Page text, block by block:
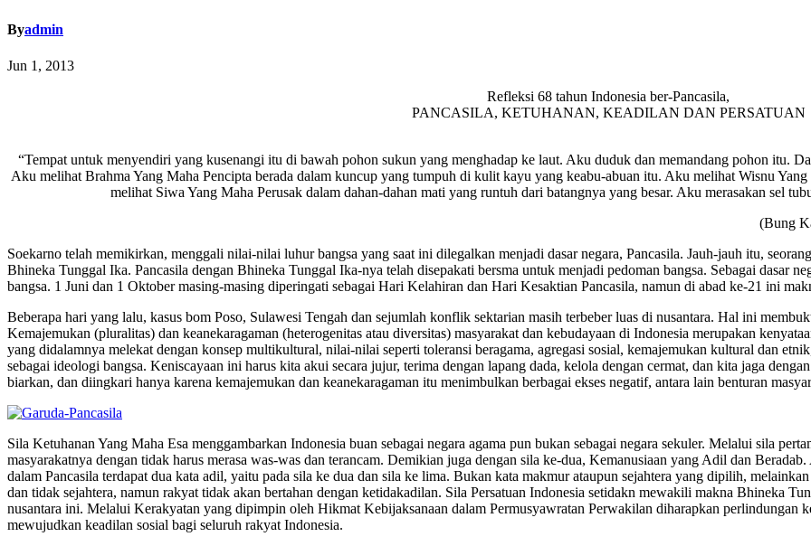
Byadmin
Jun 1, 2013
Refleksi 68 tahun Indonesia ber-Pancasila,
PANCASILA, KETUHANAN, KEADILAN DAN PERSATUAN
“Tempat untuk menyendiri yang kusenangi itu di bawah pohon sukun yang menghadap ke laut. Aku duduk dan memandang pohon itu.
Aku melihat Brahma Yang Maha Pencipta berada dalam kuncup yang tumpuh di kulit kayu yang keabu-abuan itu. Aku melihat Wisnu
melihat Siwa Yang Maha Perusak dalam dahan-dahan mati yang runtuh dari batangnya yang besar. Aku merasakan sel
(Bung
Soekarno telah memikirkan, menggali nilai-nilai luhur bangsa yang saat ini dilegalkan menjadi dasar negara, Pancasila. Jauh-jauh itu,
Bhineka Tunggal Ika. Pancasila dengan Bhineka Tunggal Ika-nya telah disepakati bersma untuk menjadi pedoman bangsa. Sebagai dasar
bangsa. 1 Juni dan 1 Oktober masing-masing diperingati sebagai Hari Kelahiran dan Hari Kesaktian Pancasila, namun di abad ke-21 ini
Beberapa hari yang lalu, kasus bom Poso, Sulawesi Tengah dan sejumlah konflik sektarian masih terbeber luas di nusantara. Hal ini
Kemajemukan (pluralitas) dan keanekaragaman (heterogenitas atau diversitas) masyarakat dan kebudayaan di Indonesia merupakan
yang didalamnya melekat dengan konsep multikultural, nilai-nilai seperti toleransi beragama, agregasi sosial, kemajemukan kultural dan
sebagai ideologi bangsa. Keniscayaan ini harus kita akui secara jujur, terima dengan lapang dada, kelola dengan cermat, dan kita jaga
biarkan, dan diingkari hanya karena kemajemukan dan keanekaragaman itu menimbulkan berbagai ekses negatif, antara lain benturan
Sila Ketuhanan Yang Maha Esa menggambarkan Indonesia buan sebagai negara agama pun bukan sebagai negara sekuler. Melalui sila
masyarakatnya dengan tidak harus merasa was-was dan terancam. Demikian juga dengan sila ke-dua, Kemanusiaan yang Adil dan
dalam Pancasila terdapat dua kata adil, yaitu pada sila ke dua dan sila ke lima. Bukan kata makmur ataupun sejahtera yang dipilih,
dan tidak sejahtera, namun rakyat tidak akan bertahan dengan ketidakadilan. Sila Persatuan Indonesia setidakn mewakili makna Bhineka
nusantara ini. Melalui Kerakyatan yang dipimpin oleh Hikmat Kebijaksanaan dalam Permusyawratan Perwakilan diharapkan perlindungan
mewujudkan keadilan sosial bagi seluruh rakyat Indonesia.